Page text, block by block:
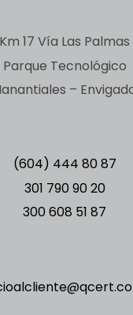
Km 17 Vía Las Palmas
Parque Tecnológico
–
(604) 444 80 87
301 790 90 20
300 608 51 87